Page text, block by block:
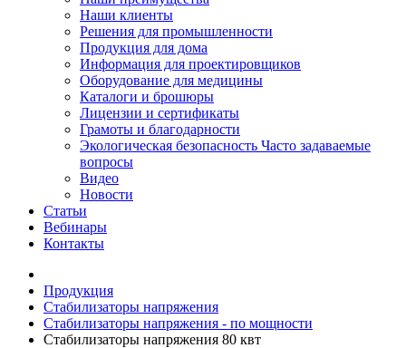
Наши клиенты
Решения для промышленности
Продукция для дома
Информация для проектировщиков
Оборудование для медицины
Каталоги и брошюры
Лицензии и сертификаты
Грамоты и благодарности
Экологическая безопасность Часто задаваемые
вопросы
Видео
Новости
Статьи
Вебинары
Контакты
Продукция
Стабилизаторы напряжения
Стабилизаторы напряжения - по мощности
Стабилизаторы напряжения 80 квт